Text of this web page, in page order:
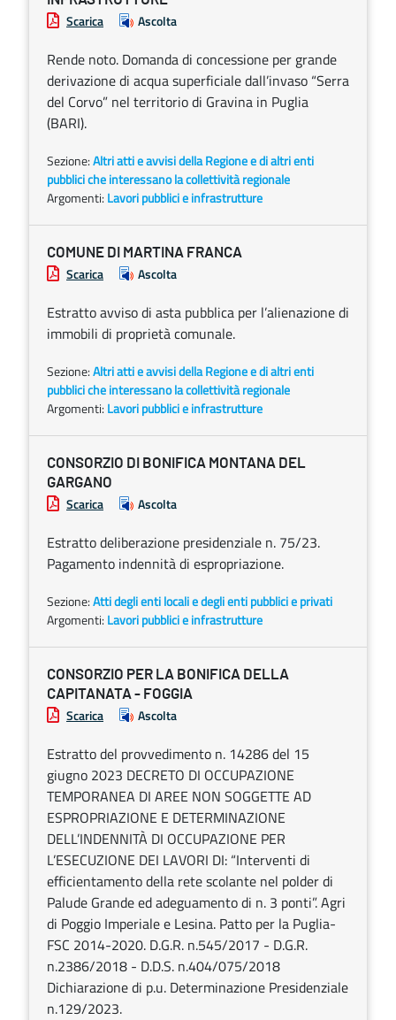
Scarica Ascolta
Rende noto. Domanda di concessione per grande
derivazione di acqua superficiale dall’invaso “Serra
del Corvo” nel territorio di Gravina in Puglia
(BARI).
Sezione:Altri atti e avvisi della Regione e di altri enti
pubblici che interessano la collettività regionale
Argomenti: Lavori pubblici e infrastrutture
COMUNE DI MARTINA FRANCA
Scarica Ascolta
Estratto avviso di asta pubblica per l’alienazione di
immobili di proprietà comunale.
Sezione:Altri atti e avvisi della Regione e di altri enti
pubblici che interessano la collettività regionale
Argomenti: Lavori pubblici e infrastrutture
CONSORZIO DI BONIFICA MONTANA DEL
GARGANO
Scarica Ascolta
Estratto deliberazione presidenziale n. 75/23.
Pagamento indennità di espropriazione.
Sezione:Atti degli enti locali e degli enti pubblici e privati
Argomenti: Lavori pubblici e infrastrutture
CONSORZIO PER LA BONIFICA DELLA
CAPITANATA - FOGGIA
Scarica Ascolta
Estratto del provvedimento n. 14286 del 15
giugno 2023 DECRETO DI OCCUPAZIONE
TEMPORANEA DI AREE NON SOGGETTE AD
ESPROPRIAZIONE E DETERMINAZIONE
DELL’INDENNITÀ DI OCCUPAZIONE PER
L’ESECUZIONE DEI LAVORI DI: “Interventi di
efficientamento della rete scolante nel polder di
Palude Grande ed adeguamento di n. 3 ponti”. Agri
di Poggio Imperiale e Lesina. Patto per la Puglia-
FSC 2014-2020. D.G.R. n.545/2017 - D.G.R.
n.2386/2018 - D.D.S. n.404/075/2018
Dichiarazione di p.u. Determinazione Presidenziale
n.129/2023.